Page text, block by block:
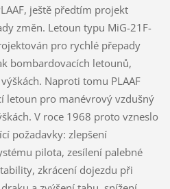
ještě předtím projekt
změn. Letoun typu MiG-21F-
pro rychlé přepady
bombardovacích letounů,
Naproti tomu PLAAF
letoun pro manévrový vzdušný
V roce 1968 proto vzneslo
požadavky: zlepšení
pilota, zesílení palebné
zkrácení dojezdu při